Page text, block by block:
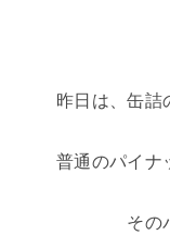
昨日は、缶詰
普通のパイナ
その